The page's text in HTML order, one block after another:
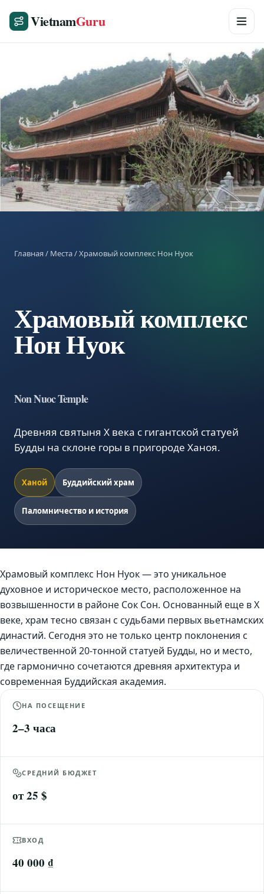
VietnamGuru
Главная/ Места/ Храмовый комплекс Нон Нуок
Храмовый комплекс
Нон Нуок
Non Nuoc Temple
Древняя святыня X века с гигантской статуей
Будды на склоне горы в пригороде Ханоя.
Ханой Буддийский храм
Паломничество и история
Храмовый комплекс Нон Нуок — это уникальное
духовное и историческое место, расположенное на
возвышенности в районе Сок Сон. Основанный еще в X
веке, храм тесно связан с судьбами первых вьетнамских
династий. Сегодня это не только центр поклонения с
величественной 20-тонной статуей Будды, но и место,
где гармонично сочетаются древняя архитектура и
современная Буддийская академия.
НА ПОСЕЩЕНИЕ
2–3 часа
СРЕДНИЙ БЮДЖЕТ
от 25 $
ВХОД
40 000 ₫